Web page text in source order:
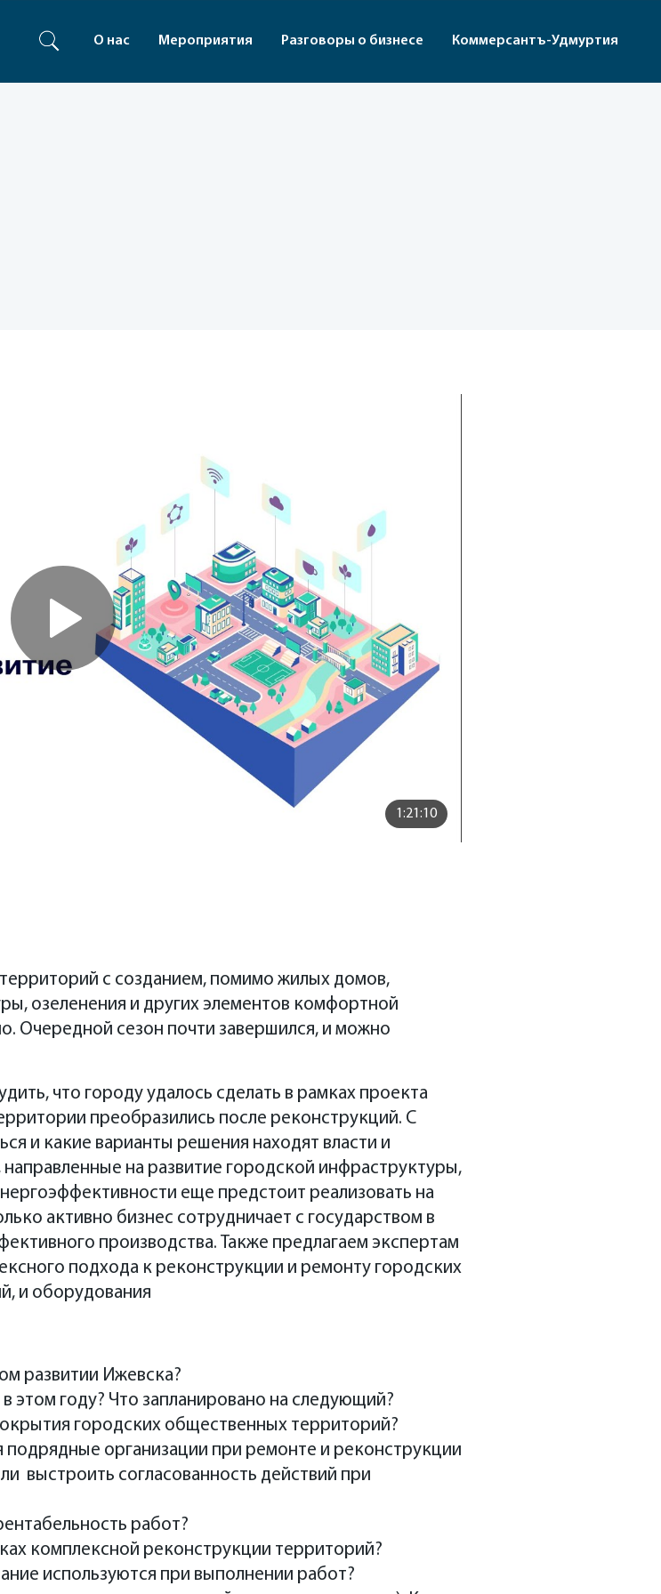
О нас Мероприятия Разговоры о бизнесе Коммерсантъ-Удмуртия
1:21:10
с созданием, помимо жилых домов,
озеленения и других элементов комфортной
Очередной сезон почти завершился, и можно
что городу удалось сделать в рамках проекта
преобразились после реконструкций. С
и какие варианты решения находят власти и
на развитие городской инфраструктуры,
еще предстоит реализовать на
активно бизнес сотрудничает с государством в
производства. Также предлагаем экспертам
подхода к реконструкции и ремонту городских
и оборудования
развитии Ижевска?
этом году? Что запланировано на следующий?
городских общественных территорий?
подрядные организации при ремонте и реконструкции
выстроить согласованность действий при
работ?
комплексной реконструкции территорий?
используются при выполнении работ?
с созданием, помимо жилых домов,
озеленения и других элементов комфортной
давно. Очередной летний строительный сезон 2022
Что удалось сделать, в чем преимущество
пространств, обсудили на круглом столе,